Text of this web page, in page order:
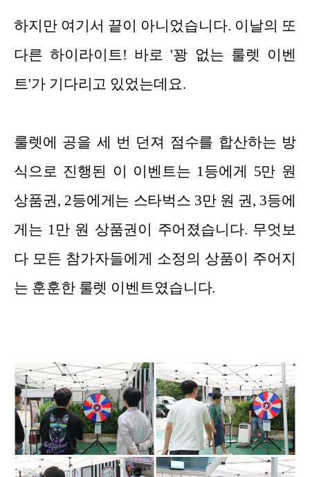
하지만 여기서 끝이 아니었습니다. 이날의 또
다른 하이라이트! 바로 '꽝 없는 룰렛 이벤
트'가 기다리고 있었는데요.
룰렛에 공을 세 번 던져 점수를 합산하는 방
식으로 진행된 이 이벤트는 1등에게 5만 원
상품권, 2등에게는 스타벅스 3만 원 권, 3등에
게는 1만 원 상품권이 주어졌습니다. 무엇보
다 모든 참가자들에게 소정의 상품이 주어지
는 훈훈한 룰렛 이벤트였습니다.